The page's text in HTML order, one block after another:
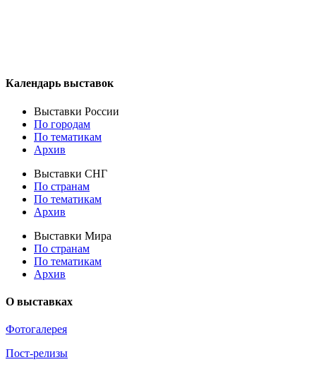
Календарь выставок
Выставки России
По городам
По тематикам
Архив
Выставки СНГ
По странам
По тематикам
Архив
Выставки Мира
По странам
По тематикам
Архив
О выставках
Фотогалерея
Пост-релизы